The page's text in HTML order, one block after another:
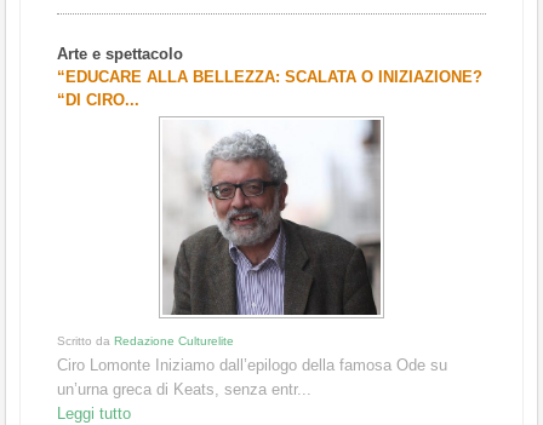
Arte e spettacolo
“EDUCARE ALLA BELLEZZA: SCALATA O INIZIAZIONE?
“DI CIRO...
Scritto da Redazione Culturelite
Ciro Lomonte Iniziamo dall’epilogo della famosa Ode su
un’urna greca di Keats, senza entr...
Leggi tutto